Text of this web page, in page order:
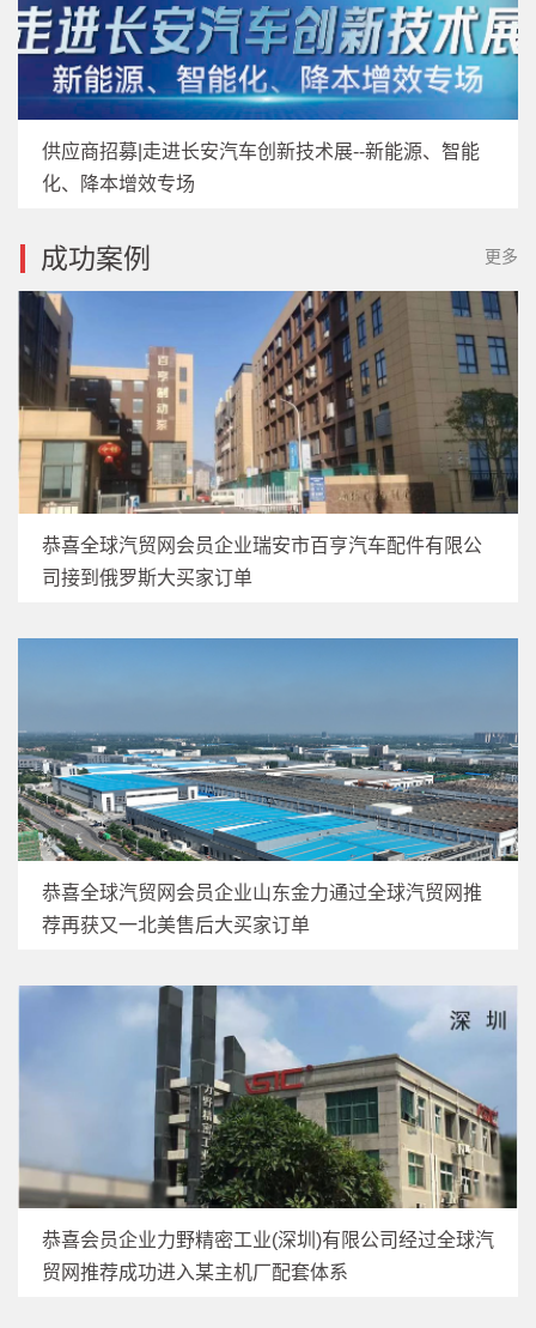
供应商招募|走进长安汽车创新技术展--新能源、智能
化、降本增效专场
成功案例 更多
恭喜全球汽贸网会员企业瑞安市百亨汽车配件有限公
司接到俄罗斯大买家订单
恭喜全球汽贸网会员企业山东金力通过全球汽贸网推
荐再获又一北美售后大买家订单
恭喜会员企业力野精密工业(深圳)有限公司经过全球汽
贸网推荐成功进入某主机厂配套体系